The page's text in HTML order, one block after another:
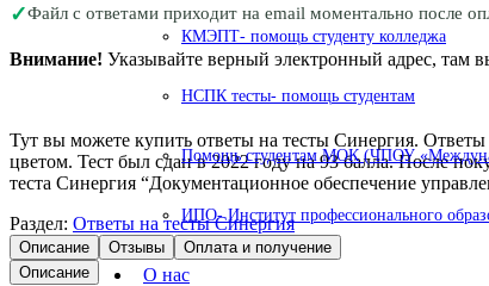
КМЭПТ- помощь студенту колледжа
НСПК тесты- помощь студентам
Помощь студентам МОК (ЧПОУ
ИПО- Институт профессионального
О нас
✓Файл с ответами приходит на email моментально после
Внимание! Указывайте верный электронный адрес, там
Тут вы можете купить ответы на тесты Синергия.
цветом. Тест был сдан в 2022 году на 93 балла. После
теста Синергия “Документационное обеспечение
Раздел: Ответы на тесты Синергия
Описание Отзывы
Оплата и получение
Описание